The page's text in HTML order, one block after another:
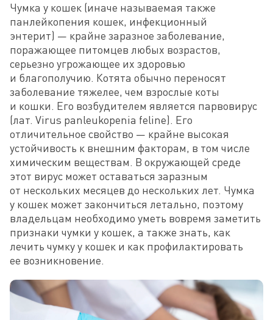
Чумка у кошек (иначе называемая также
панлейкопения кошек, инфекционный
энтерит) — крайне заразное заболевание,
поражающее питомцев любых возрастов,
серьезно угрожающее их здоровью
и благополучию. Котята обычно переносят
заболевание тяжелее, чем взрослые коты
и кошки. Его возбудителем является парвовирус
(лат. Virus panleukopenia feline). Его
отличительное свойство — крайне высокая
устойчивость к внешним факторам, в том числе
химическим веществам. В окружающей среде
этот вирус может оставаться заразным
от нескольких месяцев до нескольких лет. Чумка
у кошек может закончиться летально, поэтому
владельцам необходимо уметь вовремя заметить
признаки чумки у кошек, а также знать, как
лечить чумку у кошек и как профилактировать
ее возникновение.